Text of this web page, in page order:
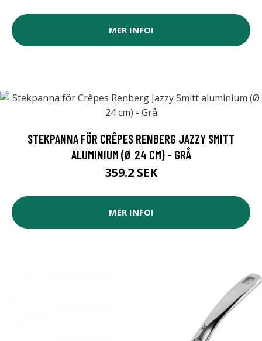
MER INFO!
STEKPANNA FÖR CRÊPES RENBERG JAZZY SMITT
ALUMINIUM (Ø 24 CM) - GRÅ
359.2 SEK
MER INFO!